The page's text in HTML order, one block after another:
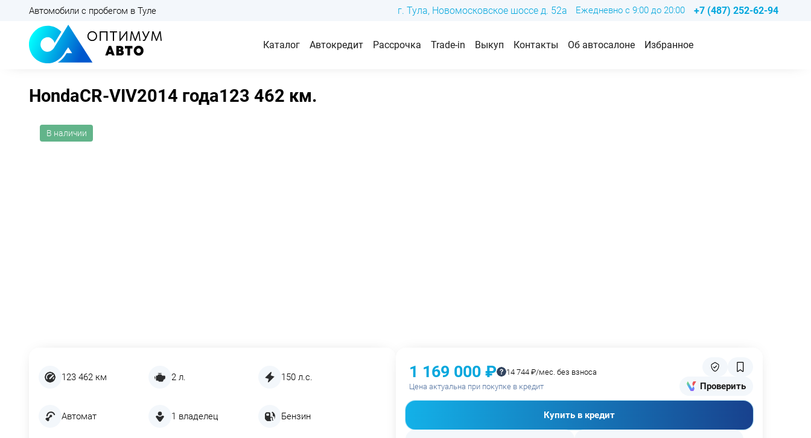
Автомобили с пробегом в Туле г. Тула, Новомосковское шоссе д. 52а Ежедневно с 9:00 до 20:00 +7 (487) 252-62-94
Каталог Автокредит Рассрочка Trade-in Выкуп Контакты Об автосалоне Избранное
HondaCR-VIV2014 года123 462 км.
В наличии
123 462 км 2 л. 150 л.с.
Автомат 1 владелец Бензин
1 169 000 ₽
14 744 ₽/мес. без взноса
Цена актуальна при покупке в кредит
Проверить
Купить в кредит